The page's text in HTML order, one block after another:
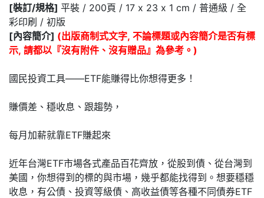
[裝訂/規格] 平裝 / 200頁 / 17 x 23 x 1 cm / 普通級 / 全
彩印刷 / 初版
[內容簡介] (出版商制式文字, 不論標題或內容簡介是否有標
示, 請都以『沒有附件、沒有贈品』為參考。)
國民投資工具――ETF能賺得比你想得更多！
賺價差、穩收息、跟趨勢，
每月加薪就靠ETF賺起來
近年台灣ETF市場各式產品百花齊放，從股到債、從台灣到
美國，你想得到的標的與市場，幾乎都能找得到。想要穩穩
收息，有公債、投資等級債、高收益債等各種不同債券ETF